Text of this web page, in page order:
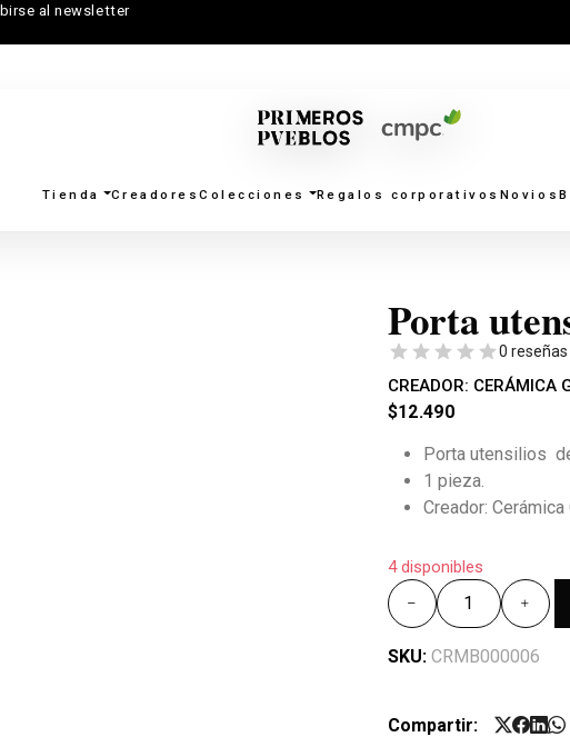
al newsletter
Tienda CreadoresColecciones Regalos corporativos Novios
Porta
0 reseñas
CREADOR: CERÁMICA
$12.490
Porta utensilios
1 pieza.
Creador:
4 disponibles
SKU: CRMB000006
Compartir: